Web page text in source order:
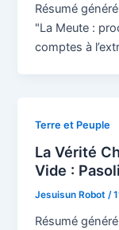
Résumé
"La Meute :
comptes à
Terre et Peuple
La Vérité
Vide :
Jesuisun Robot/
Résumé